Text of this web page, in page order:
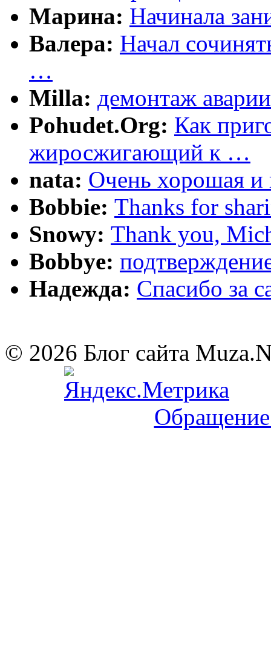
Марина: Начинала
Валера: Начал
…
Milla: демонтаж
Pohudet.Org: Как
жиросжигающий к …
nata: Очень хорошая и
Bobbie: Thanks for
Snowy: Thank you,
Bobbye:
Надежда: Cпасибо за
© 2026 Блог сайта
Обращение